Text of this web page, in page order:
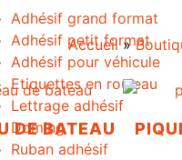
Adhésif grand format
Adhésif petit format
Adhésif pour véhicule
Etiquettes en rouleau
Lettrage adhésif
Doming
Ruban adhésif
Accueil»
DE BATEAU